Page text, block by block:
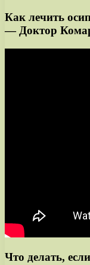
Как лечить
— Доктор
Что делать,